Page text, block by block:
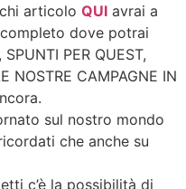
articolo QUI avrai a
dove potrai
PER QUEST,
NOSTRE CAMPAGNE IN
sul nostro mondo
che anche su
c’è la possibilità di